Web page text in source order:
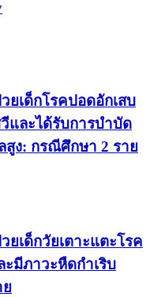
เด็กโรคปอดอักเสบ
และได้รับการบำบัด
สูง: กรณีศึกษา 2 ราย
เด็กวัยเตาะแตะโรค
มีภาวะหืดกำเริบ
ย